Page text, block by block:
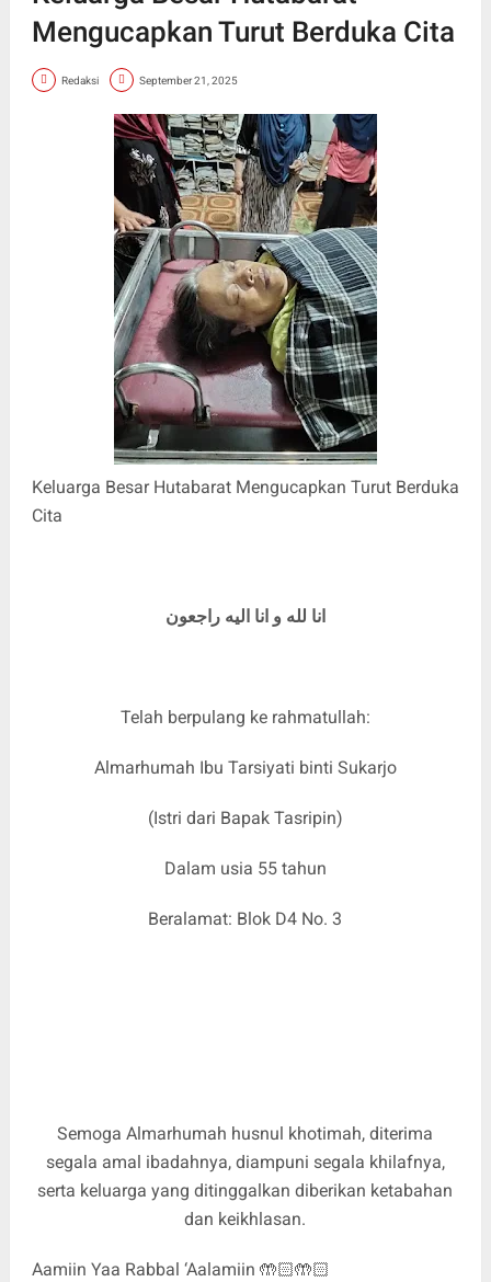
Mengucapkan Turut Berduka Cita
Redaksi September 21, 2025
Keluarga Besar Hutabarat Mengucapkan Turut Berduka
Cita
انا لله و انا اليه راجعون
Telah berpulang ke rahmatullah:
Almarhumah Ibu Tarsiyati binti Sukarjo
(Istri dari Bapak Tasripin)
Dalam usia 55 tahun
Beralamat: Blok D4 No. 3
Semoga Almarhumah husnul khotimah, diterima
segala amal ibadahnya, diampuni segala khilafnya,
serta keluarga yang ditinggalkan diberikan ketabahan
dan keikhlasan.
Aamiin Yaa Rabbal ‘Aalamiin 🤲🏻🤲🏻